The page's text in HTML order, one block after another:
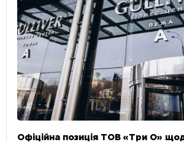
Офіційна позиція ТОВ «Три О»